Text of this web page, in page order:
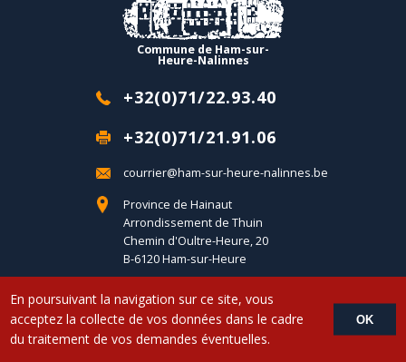
Commune de Ham-sur-
Heure-Nalinnes
+32(0)71/22.93.40
+32(0)71/21.91.06
courrier@ham-sur-heure-nalinnes.be
Province de Hainaut
Arrondissement de Thuin
Chemin d'Oultre-Heure, 20
B-6120 Ham-sur-Heure
Copyright © 2017 Commune d'Ham-sur-Heure-Nalinnes - Developed by
LemonCom
En poursuivant la navigation sur ce site, vous
acceptez la collecte de vos données dans le cadre
du traitement de vos demandes éventuelles.
OK